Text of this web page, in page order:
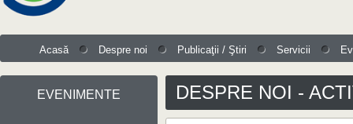
Acasă Despre noi Publicaţii / Ştiri Servicii
EVENIMENTE DESPRE NOI -